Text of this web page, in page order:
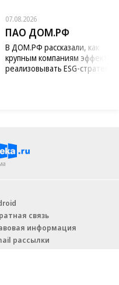
07.08.2026
ПАО ДОМ.РФ
В ДОМ.РФ рассказали, как
крупным компаниям
реализовывать ESG-стратегию
связь
информация
рассылки